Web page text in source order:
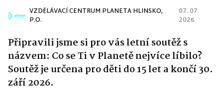
VZDĚLÁVACÍ CENTRUM PLANETA HLINSKO,
P.O.
07. 07.
2026
Připravili jsme si pro vás letní soutěž s
názvem: Co se Ti v Planetě nejvíce líbilo?
Soutěž je určena pro děti do 15 let a končí 30.
září 2026.